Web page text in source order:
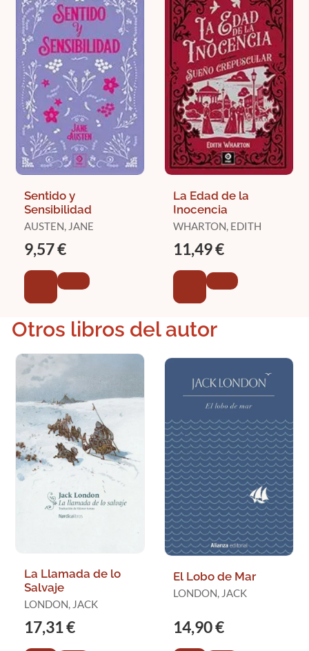
Sentido y
Sensibilidad
AUSTEN, JANE
9,57 €
La Edad de la
Inocencia
WHARTON, EDITH
11,49 €
Otros libros del autor
La Llamada de lo
Salvaje
LONDON, JACK
17,31 €
El Lobo de Mar
LONDON, JACK
14,90 €